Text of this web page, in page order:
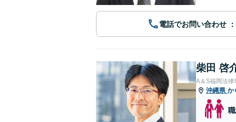
電話でお問い合わせ
柴田 啓
A＆S福岡法律
沖縄県 か